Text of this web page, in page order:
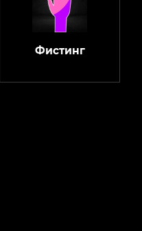
Фистинг